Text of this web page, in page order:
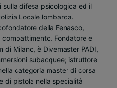
sulla difesa psicologica ed il
Locale lombarda.
della Fenasco,
Fondatore e
di Milano, è Divemaster PADI,
subacquee; istruttore
categoria master di corsa
di pistola nella specialità